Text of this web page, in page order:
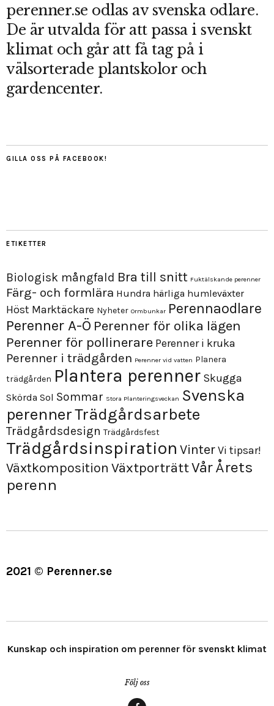
perenner.se odlas av svenska odlare.
De är utvalda för att passa i svenskt
klimat och går att få tag på i
välsorterade plantskolor och
gardencenter.
GILLA OSS PÅ FACEBOOK!
ETIKETTER
Biologisk mångfald Bra till snitt Fuktälskande perenner
Färg- och formlära Hundra härliga humleväxter
Höst Marktäckare Nyheter Ormbunkar Perennaodlare
Perenner A-Ö Perenner för olika lägen
Perenner för pollinerare Perenner i kruka
Perenner i trädgården Perenner vid vatten Planera
trädgården Plantera perenner Skugga
Skörda Sol Sommar Stora Planteringsveckan Svenska
perennerTrädgårdsarbete
Trädgårdsdesign Trädgårdsfest
Trädgårdsinspiration VinterVi tipsar!
Växtkomposition VäxtporträttVårÅrets
perenn
2021 © Perenner.se
Kunskap och inspiration om perenner för svenskt klimat
Följ oss